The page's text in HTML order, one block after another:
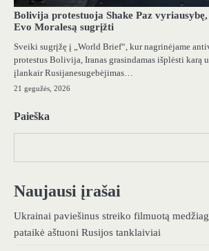
Bolivija protestuoja Shake Paz
Evo Moralesą sugrįžti
Sveiki sugrįžę į „World Brief“, kur nagrinėjame
protestus Bolivija, Iranas grasindamas išplėsti karą
įlankair Rusijanesugebėjimas…
21 gegužės, 2026
Paieška
Naujausi įrašai
Ukrainai paviešinus streiko filmuotą
pataikė aštuoni Rusijos tanklaiviai